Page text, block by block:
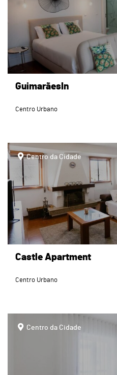
GuimarãesIn
Centro Urbano
page
Centro da Cidade
Castle Apartment
Centro Urbano
Centro da Cidade